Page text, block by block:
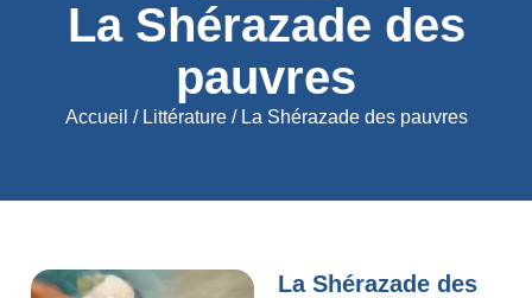
La Shérazade des
pauvres
Accueil / Littérature/ La Shérazade des pauvres
La Shérazade des